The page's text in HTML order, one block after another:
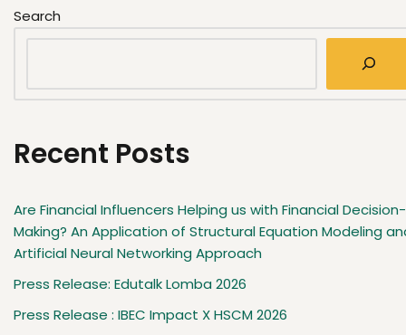
Search
Recent Posts
Are Financial Influencers Helping us with Financial Decision-
Making? An Application of Structural Equation Modeling
Artificial Neural Networking Approach
Press Release: Edutalk Lomba 2026
Press Release : IBEC Impact X HSCM 2026